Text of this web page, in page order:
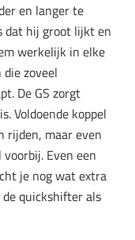
en langer te
dat hij groot lijkt en
werkelijk in elke
zoveel
De GS zorgt
Voldoende koppel
rijden, maar even
Even een
je nog wat extra
quickshifter als